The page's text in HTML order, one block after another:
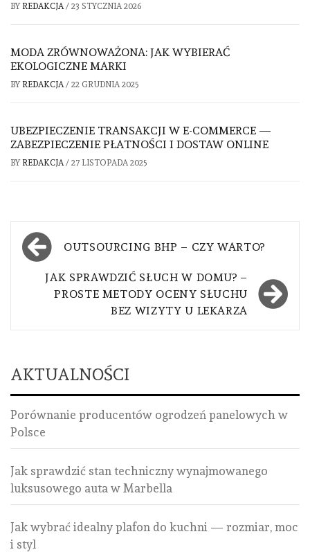
BY REDAKCJA / 23 STYCZNIA 2026
MODA ZRÓWNOWAŻONA: JAK WYBIERAĆ
EKOLOGICZNE MARKI
BY REDAKCJA / 22 GRUDNIA 2025
UBEZPIECZENIE TRANSAKCJI W E-COMMERCE —
ZABEZPIECZENIE PŁATNOŚCI I DOSTAW ONLINE
BY REDAKCJA / 27 LISTOPADA 2025
Nawigacja
wpisu
OUTSOURCING BHP – CZY WARTO?
JAK SPRAWDZIĆ SŁUCH W DOMU? –
PROSTE METODY OCENY SŁUCHU
BEZ WIZYTY U LEKARZA
AKTUALNOŚCI
Porównanie producentów ogrodzeń panelowych w
Polsce
Jak sprawdzić stan techniczny wynajmowanego
luksusowego auta w Marbella
Jak wybrać idealny plafon do kuchni — rozmiar, moc
i styl